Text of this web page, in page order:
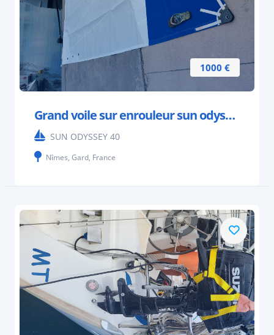
1000 €
Grand voile sur enrouleur sun odyssey 40
SUN ODYSSEY 40
Nîmes, Gard, France